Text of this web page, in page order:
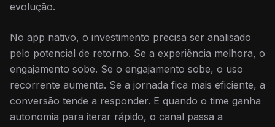
evolução.
No app nativo, o investimento precisa ser analisado
pelo potencial de retorno. Se a experiência melhora, o
engajamento sobe. Se o engajamento sobe, o uso
recorrente aumenta. Se a jornada fica mais eficiente, a
conversão tende a responder. E quando o time ganha
autonomia para iterar rápido, o canal passa a